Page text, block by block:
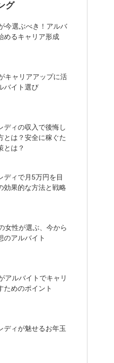
グ
今選ぶべき！アルバ
めるキャリア形成
キャリアアップに活
バイト選び
ディの収入で後悔し
とは？安全に稼ぐた
とは？
ディで月5万円を目
効果的な方法と戦略
女性が選ぶ、今から
のアルバイト
アルバイトでキャリ
ためのポイント
ディが魅せるお年玉